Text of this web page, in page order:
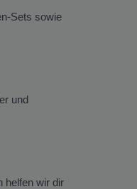
Sets sowie
und
helfen wir dir